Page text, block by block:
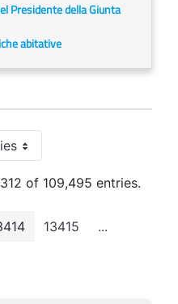
Presidente della Giunta
abitative
Page
of 109,495 entries.
Page Page
13415 ...